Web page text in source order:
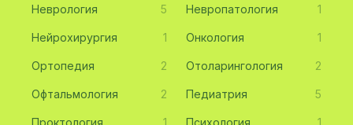
Неврология 5 Невропатология 1
Нейрохирургия 1 Онкология 1
Ортопедия 2 Отоларингология 2
Офтальмология 2 Педиатрия 5
Проктология 1 Психология 1